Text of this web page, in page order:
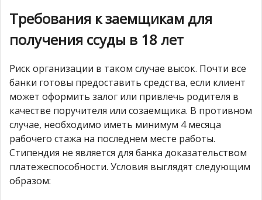
Требования к заемщикам для
получения ссуды в 18 лет
Риск организации в таком случае высок. Почти все
банки готовы предоставить средства, если клиент
может оформить залог или привлечь родителя в
качестве поручителя или созаемщика. В противном
случае, необходимо иметь минимум 4 месяца
рабочего стажа на последнем месте работы.
Стипендия не является для банка доказательством
платежеспособности. Условия выглядят следующим
образом: